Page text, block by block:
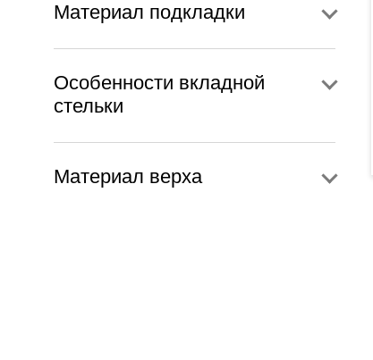
Материал подкладки
Особенности вкладной
стельки
Материал верха